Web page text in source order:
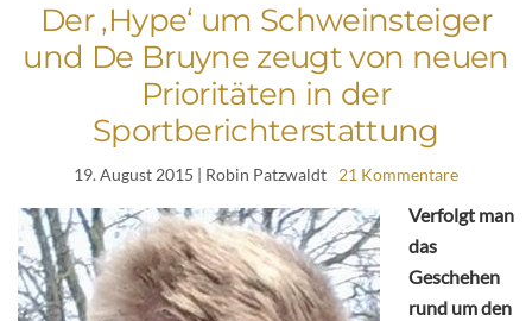
Der ‚Hype‘ um Schweinsteiger
und De Bruyne zeugt von neuen
Prioritäten in der
Sportberichterstattung
19. August 2015 | Robin Patzwaldt 21 Kommentare
Verfolgt man
das
Geschehen
rund um den